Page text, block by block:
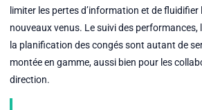
limiter les pertes d’information et de fluidifier
nouveaux venus. Le suivi des performances,
la planification des congés sont autant de
montée en gamme, aussi bien pour les
direction.